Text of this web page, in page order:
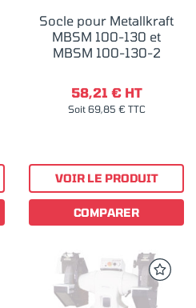
Socle pour Metallkraft
MBSM 100-130 et
MBSM 100-130-2
58,21 € HT
Soit 69,85 € TTC
VOIR LE PRODUIT
COMPARER